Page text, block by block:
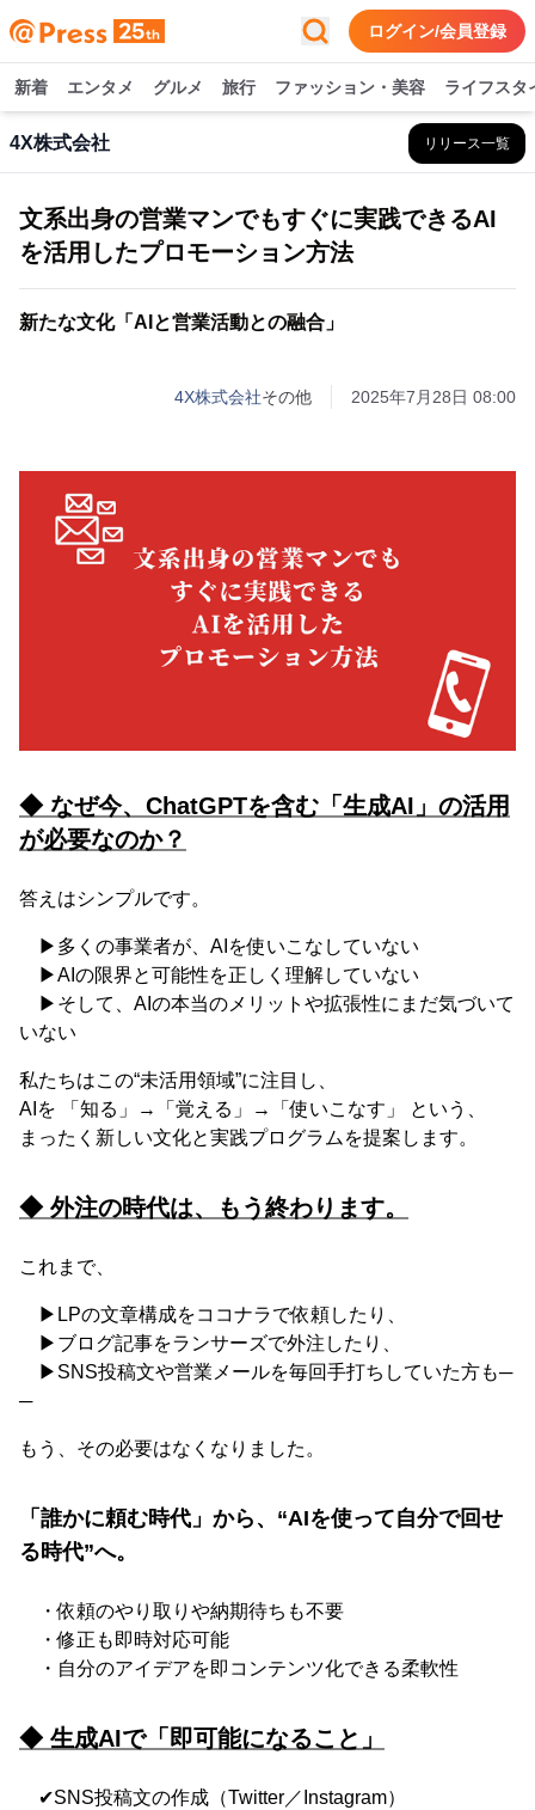
ログイン/会員登録
新着 エンタメ グルメ 旅行 ファッション・美容 ライフスタ
4X株式会社 リリース一覧
文系出身の営業マンでもすぐに実践できるAI
を活用したプロモーション方法
新たな文化「AIと営業活動との融合」
4X株式会社その他 2025年7月28日 08:00
◆ なぜ今、ChatGPTを含む「生成AI」の活用
が必要なのか？
答えはシンプルです。
▶多くの事業者が、AIを使いこなしていない
▶AIの限界と可能性を正しく理解していない
▶そして、AIの本当のメリットや拡張性にまだ気づいて
いない
私たちはこの“未活用領域”に注目し、
AIを 「知る」→「覚える」→「使いこなす」 という、
まったく新しい文化と実践プログラムを提案します。
◆ 外注の時代は、もう終わります。
これまで、
▶LPの文章構成をココナラで依頼したり、
▶ブログ記事をランサーズで外注したり、
▶SNS投稿文や営業メールを毎回手打ちしていた方も─
─
もう、その必要はなくなりました。
「誰かに頼む時代」から、“AIを使って自分で回せ
る時代”へ。
・依頼のやり取りや納期待ちも不要
・修正も即時対応可能
・自分のアイデアを即コンテンツ化できる柔軟性
◆ 生成AIで「即可能になること」
✔SNS投稿文の作成（Twitter／Instagram）